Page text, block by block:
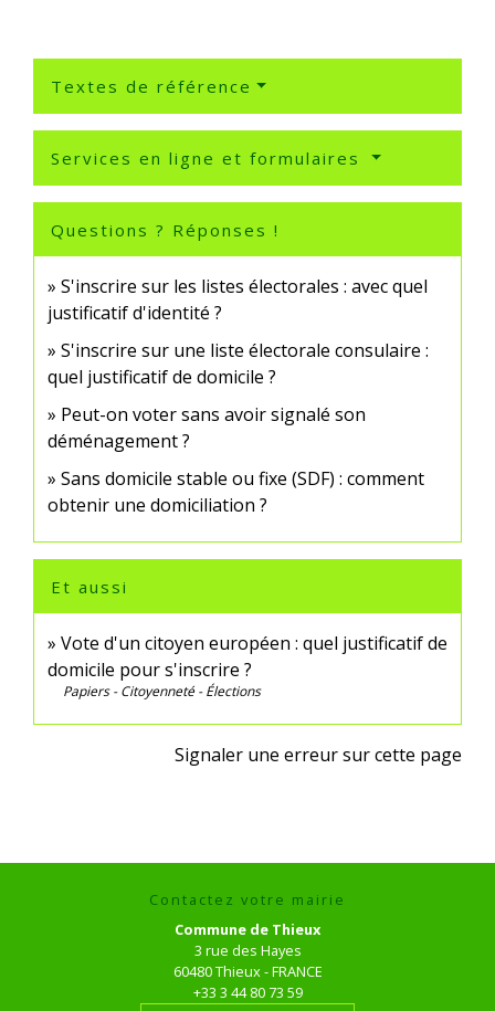
Textes de référence
Services en ligne et formulaires
Questions ? Réponses !
S'inscrire sur les listes électorales : avec quel
justificatif d'identité ?
S'inscrire sur une liste électorale consulaire :
quel justificatif de domicile ?
Peut-on voter sans avoir signalé son
déménagement ?
Sans domicile stable ou fixe (SDF) : comment
obtenir une domiciliation ?
Et aussi
Vote d'un citoyen européen : quel justificatif de
domicile pour s'inscrire ?
Papiers - Citoyenneté - Élections
Signaler une erreur sur cette page
Contactez votre mairie
Commune de Thieux
3 rue des Hayes
60480 Thieux - FRANCE
+33 3 44 80 73 59